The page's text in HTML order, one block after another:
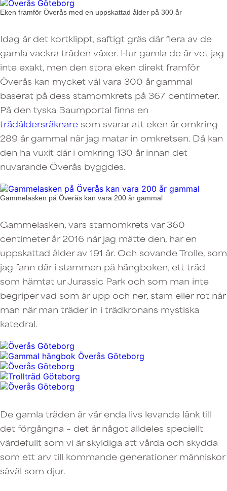
Eken framför Överås med en uppskattad ålder på 300 år
Idag är det kortklippt, saftigt gräs där flera av de
gamla vackra träden växer. Hur gamla de är vet jag
inte exakt, men den stora eken direkt framför
Överås kan mycket väl vara 300 år gammal
baserat på dess stamomkrets på 367 centimeter.
På den tyska Baumportal finns en
trädåldersräknare som svarar att eken är omkring
289 år gammal när jag matar in omkretsen. Då kan
den ha vuxit där i omkring 130 år innan det
nuvarande Överås byggdes.
Gammelasken på Överås kan vara 200 år gammal
Gammelasken, vars stamomkrets var 360
centimeter år 2016 när jag mätte den, har en
uppskattad ålder av 191 år. Och sovande Trolle, som
jag fann där i stammen på hängboken, ett träd
som hämtat ur Jurassic Park och som man inte
begriper vad som är upp och ner, stam eller rot när
man när man träder in i trädkronans mystiska
katedral.
De gamla träden är vår enda livs levande länk till
det förgångna – det är något alldeles speciellt
värdefullt som vi är skyldiga att vårda och skydda
som ett arv till kommande generationer människor
såväl som djur.